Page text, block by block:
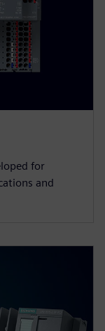
for
and